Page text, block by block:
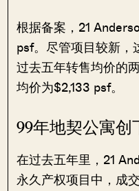
根据备案，21
psf。尽管项目较新
过去五年转售均价的
均价为$2,133 psf。
99年地契公寓创
在过去五年里，21
永久产权项目中，成